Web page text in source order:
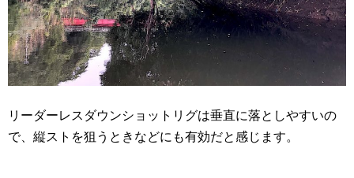
リーダーレスダウンショットリグは垂直に落としやすいの
で、縦ストを狙うときなどにも有効だと感じます。